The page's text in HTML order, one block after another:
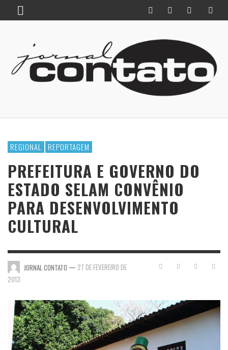
REGIONAL REPORTAGEM
PREFEITURA E GOVERNO DO
ESTADO SELAM CONVÊNIO
PARA DESENVOLVIMENTO
CULTURAL
JORNAL CONTATO — 27 DE FEVEREIRO DE
2013